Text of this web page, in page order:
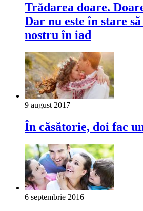
Trădarea doare.
Dar nu este în stare
nostru în iad
9 august 2017
În căsătorie, doi fac
6 septembrie 2016